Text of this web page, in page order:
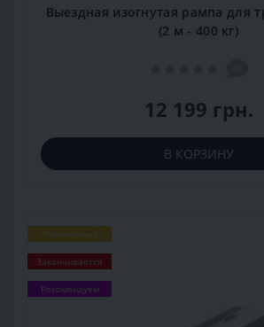
Выездная изогнутая рампа для
(2 м - 400 кг)
12 199 грн.
В КОРЗИНУ
Популярный
Заканчивается
Рекомендуем